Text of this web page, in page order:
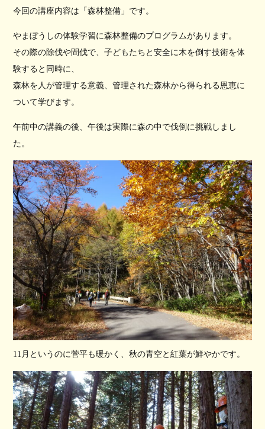
今回の講座内容は「森林整備」です。
やまぼうしの体験学習に森林整備のプログラムがあります。
その際の除伐や間伐で、子どもたちと安全に木を倒す技術を体
験すると同時に、
森林を人が管理する意義、管理された森林から得られる恩恵に
ついて学びます。
午前中の講義の後、午後は実際に森の中で伐倒に挑戦しまし
た。
11月というのに菅平も暖かく、秋の青空と紅葉が鮮やかです。